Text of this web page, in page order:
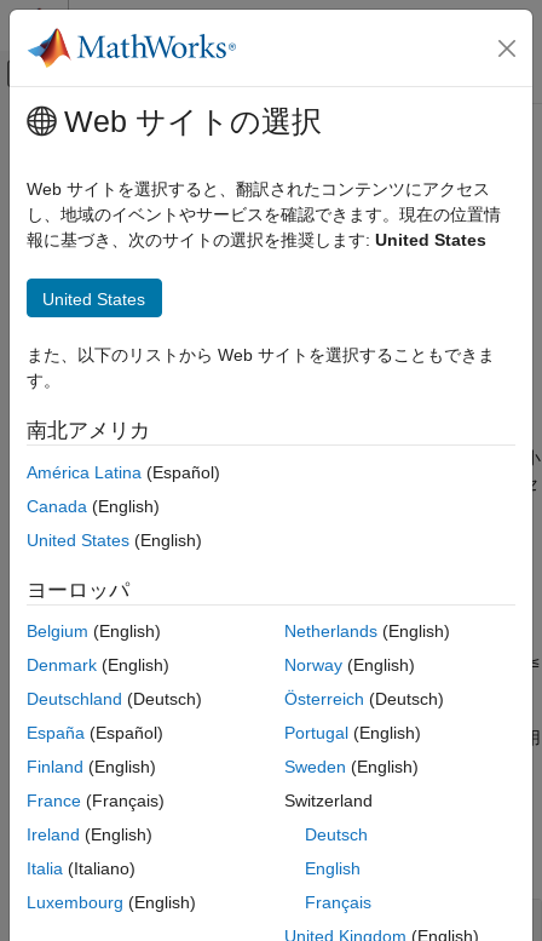
コンテンツへスキップ
オフキャンバス ナビゲーション メ
ドキュメンテーションのホーム
数学
計算幾何学
boundaryFacets
構文
例
バージョン履歴
参考
メインコンテンツ
boundaryFacets
アルファ形状の境界の小平面
構文
bf = boundaryFacets(shp,RegionID)
[bf,P] = boundaryFacets(
説明
は、アルファ形状の境界を構成する小
平面を表す行列を返します。小平面は、2 次元の場合はエッジ セ
グメント、3 次元の場合は三角形を表します。小平面の頂点は
shp.Points 行列のインデックスになります。
例
bf= boundaryFacets( RegionID)は、アルファ形状の領域の
境界を構成する小平面を返します。RegionIDは領域の ID で、 ≤
です。
[bf,P ] = boundaryFacets(
は、前述のいずれかの構文を使用
して頂点の座標の行列
も返します。
すべて折りたたむ
3 次元アルファ形状の境界の計算
Web サイトの選択
Web サイトを選択すると、翻訳されたコンテンツにアクセス
し、地域のイベントやサービスを確認できます。現在の位置情
報に基づき、次のサイトの選択を推奨します: United States
United States
また、以下のリストから Web サイトを選択することもできま
す。
南北アメリカ
América Latina (Español)
Canada (English)
United States (English)
ヨーロッパ
Belgium (English)
Denmark (English)
Deutschland (Deutsch)
España (Español)
Finland (English)
France (Français)
Ireland (English)
Italia (Italiano)
Luxembourg (English)
Netherlands(English)
Norway(English)
Österreich (Deutsch)
Portugal(English)
Sweden (English)
Switzerland
Deutsch
English
Français
United Kingdom (English)